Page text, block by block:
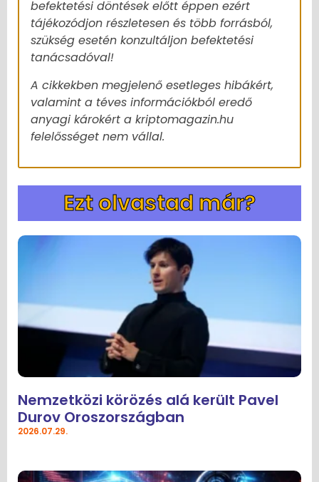
befektetési döntések előtt éppen ezért
tájékozódjon részletesen és több forrásból,
szükség esetén konzultáljon befektetési
tanácsadóval!
A cikkekben megjelenő esetleges hibákért,
valamint a téves információkból eredő
anyagi károkért a kriptomagazin.hu
felelősséget nem vállal.
Ezt olvastad már?
Nemzetközi körözés alá került Pavel
Durov Oroszországban
2026.07.29.